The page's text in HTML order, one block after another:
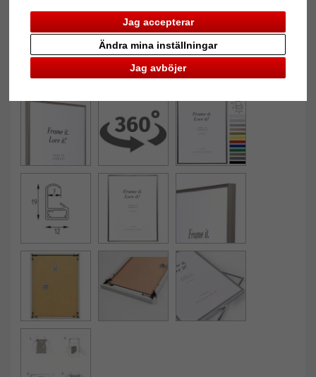
Jag accepterar
Jag avböjer
Ändra mina inställningar